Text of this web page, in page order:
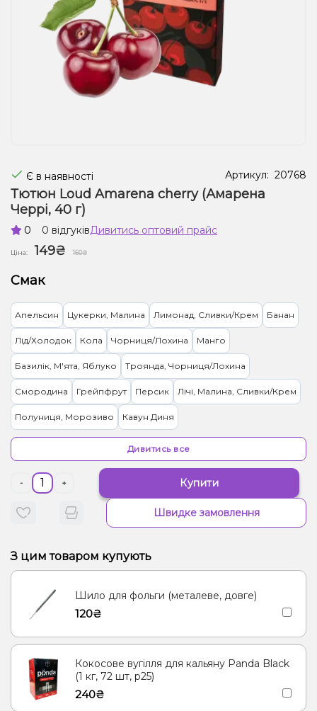
Рідини для електронних сигарет
Подарункові набори
Є в наявності Артикул: 20768
Тютюн Loud Amarena cherry (Амарена
Черрі, 40 г)
0 0 відгуківДивитись оптовий прайс
Ціна: 149₴ 160₴
Смак
Апельсин Цукерки, Малина Лимонад, Сливки/Крем Банан
Лід/Холодок Кола Чорниця/Лохина Манго
Базилік, М'ята, Яблуко Троянда, Чорниця/Лохина
Смородина Грейпфрут Персик Лічі, Малина, Сливки/Крем
Полуниця, Морозиво Кавун Диня
Маракуя Малина Манго, Енергетик
Цукерки, Мультифрукт
Морозиво, Папайя Манго, Персик, Прянощі/Спеції
Вишня/Черешня, Йогурт, Сливки/Крем Ялинка, Ягоди
Гуава, Цитруси Апельсин, Ананас, Манго, Маракуя
Груша/Дюшес Кокос, Печиво
Дивитись все
- + Купити
Швидке замовлення
З цим товаром купують
Шило для фольги (металеве, довге)
120₴
Кокосове вугілля для кальяну Panda Black
(1 кг, 72 шт, р25)
240₴